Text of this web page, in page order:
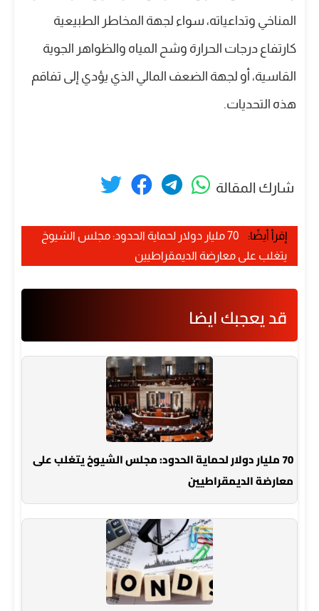
المناخي وتداعياته، سواء لجهة المخاطر الطبيعية
كارتفاع درجات الحرارة وشح المياه والظواهر الجوية
القاسية، أو لجهة الضعف المالي الذي يؤدي إلى تفاقم
هذه التحديات.
شارك المقالة
إقرأ أيضًا:
70 مليار دولار لحماية الحدود: مجلس الشيوخ
يتغلب على معارضة الديمقراطيين
قد يعجبك ايضا
70 مليار دولار لحماية الحدود: مجلس الشيوخ يتغلب على
معارضة الديمقراطيين